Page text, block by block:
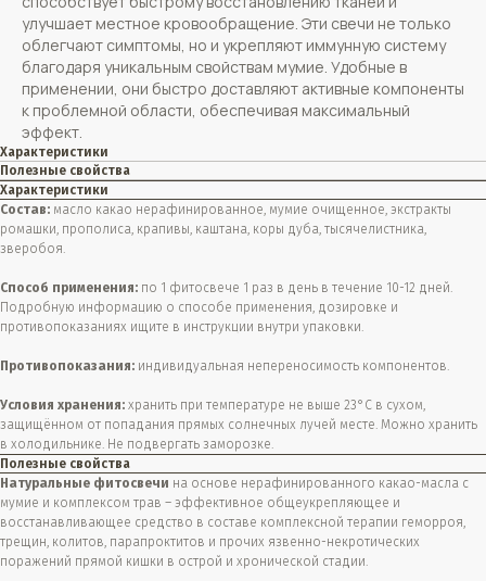
улучшает местное кровообращение. Эти свечи не только
облегчают симптомы, но и укрепляют иммунную систему
благодаря уникальным свойствам мумие. Удобные в
применении, они быстро доставляют активные компоненты
к проблемной области, обеспечивая максимальный
эффект.
Характеристики
Полезные свойства
Характеристики
Состав: масло какао нерафинированное, мумие очищенное, экстракты
ромашки, прополиса, крапивы, каштана, коры дуба, тысячелистника,
зверобоя.
Способ применения: по 1 фитосвече 1 раз в день в течение 10-12 дней.
Подробную информацию о способе применения, дозировке и
противопоказаниях ищите в инструкции внутри упаковки.
Противопоказания: индивидуальная непереносимость компонентов.
Условия хранения: хранить при температуре не выше 23°C в сухом,
защищённом от попадания прямых солнечных лучей месте. Можно хранить
в холодильнике. Не подвергать заморозке.
Полезные свойства
Натуральные фитосвечи на основе нерафинированного какао-масла с
мумие и комплексом трав – эффективное общеукрепляющее и
восстанавливающее средство в составе комплексной терапии геморроя,
трещин, колитов, парапроктитов и прочих язвенно-некротических
поражений прямой кишки в острой и хронической стадии.